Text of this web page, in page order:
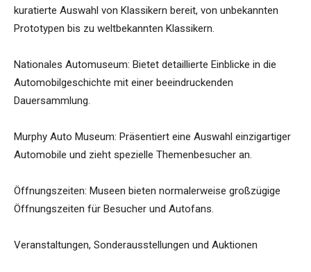
kuratierte Auswahl von Klassikern bereit, von unbekannten
Prototypen bis zu weltbekannten Klassikern.
Nationales Automuseum: Bietet detaillierte Einblicke in die
Automobilgeschichte mit einer beeindruckenden
Dauersammlung.
Murphy Auto Museum: Präsentiert eine Auswahl einzigartiger
Automobile und zieht spezielle Themenbesucher an.
Öffnungszeiten: Museen bieten normalerweise großzügige
Öffnungszeiten für Besucher und Autofans.
Veranstaltungen, Sonderausstellungen und Auktionen